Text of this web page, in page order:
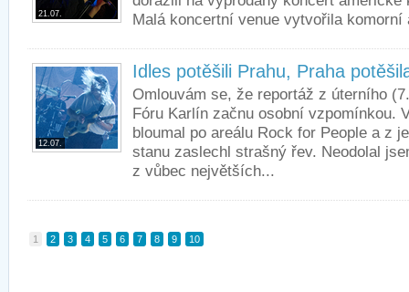
21.07.
Malá koncertní venue vytvořila komorní
12.07.
Idles potěšili Prahu, Praha
Omlouvám se, že reportáž z úterního
Fóru Karlín začnu osobní vzpomínkou.
bloumal po areálu Rock for People a z
stanu zaslechl strašný řev. Neodolal
z vůbec největších...
1 2 3 4 5 6 7 8 9 10